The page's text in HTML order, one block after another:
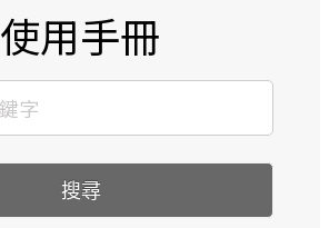
使用手冊
搜尋